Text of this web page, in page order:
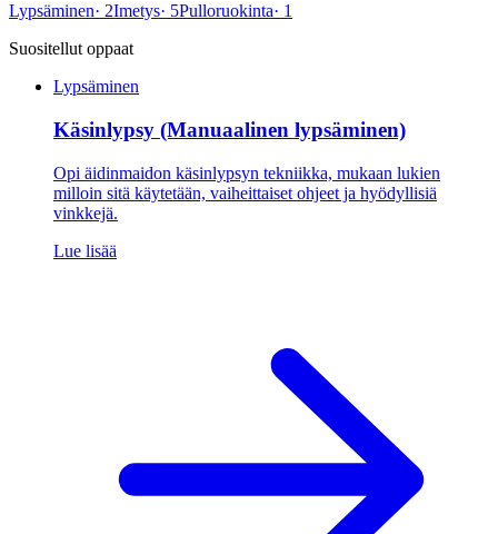
Lypsäminen· 2Imetys· 5Pulloruokinta· 1
Suositellut oppaat
Lypsäminen
Käsinlypsy (Manuaalinen lypsäminen)
Opi äidinmaidon käsinlypsyn tekniikka, mukaan lukien
milloin sitä käytetään, vaiheittaiset ohjeet ja hyödyllisiä
vinkkejä.
Lue lisää